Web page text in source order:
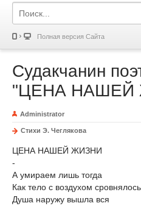
Полная версия Сайта
Судакчанин
"ЦЕНА НАШЕЙ
Administrator
Стихи Э. Чеглякова
ЦЕНА НАШЕЙ ЖИЗНИ
-
А умираем лишь тогда
Как тело с воздухом сровнялось
Душа наружу вышла вся